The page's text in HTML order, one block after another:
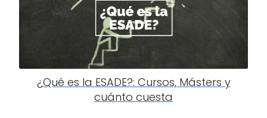
¿Qué es la ESADE?: Cursos, Másters y
cuánto cuesta